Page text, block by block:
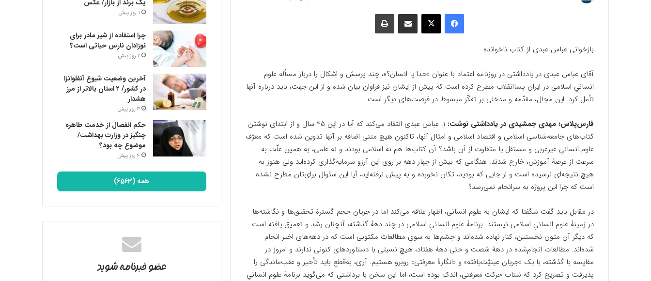
فیسبوک ایکس اشتراک گذاری با ایمیل چاپ
بازخوانی عباس عبدی از کتاب ناخوانده
آقای عباس عبدی در یادداشتی در روزنامه اعتماد با عنوان «خدا یا انسان؟»، چند پرسش و اشکال را دربار مسأله علوم
انسانیِ اسلامی در ایران پساانقلاب مطرح کرده‌ است که پیش از ایشان نیز فراوان بیان شده و از این جهت، باید درباره آنها
تأمل کرد. این مجال، مقدّمه و مدخلی بر تفکّر مبسوط در فرصت‌های دیگر است.
فارس‌پلاس؛ مهدی جمشیدی در یادداشتی نوشت:
1. عباس عبدی انتقاد می‌کند که آیا در این 45 سال و از ابتدای نوشتن
کتاب‌های جامعه‌شناسی اسلامی و اقتصاد اسلامی و امثال آنها، تاکنون هیچ متنی اضافه بر آنها تدوین شده است که معرّف
علوم انسانیِ غیرغربی و مستقل یا متفاوت از آن باشد؟ آن کتاب‌ها هم نه اسلامی بودند و نه علمی، به همین علّت به
سرعت از عرصۀ آموزش، خارج شدند. هنگامی که بیش از چهار دهه بر روی این آرزو سرمایه‌گذاری کرده‌اید ولی هنوز به
هیچ نتیجه‌ای نرسیده است و از جایی که بودید، تکان نخورده و به پیش نرفته‌اید، آیا این سئوال برای‌تان مطرح نشده
است که چرا این پروژه به سرانجام نمی‌رسد؟
در مقابل باید گفت شگفتا که ایشان به علوم انسانی، اظهار علاقه می‌کند اما در جریان حجم گسترۀ تحقیق‌ها و نگاشته‌ها
در زمینۀ علوم انسانیِ اسلامی نیستند. برنامۀ علوم انسانیِ اسلامی در چند دهۀ گذشته، آنچنان رشد و تعمیق یافته است
که دیگر آن متون نخستین، کنار نهاده شده‌اند و چشم‌ها به سوی مطالعات مکتوبی است که در دهه‌های اخیر انجام
شده‌اند. مطالعات انجام‌شده در دهۀ شصت و حتی دهۀ هفتاد، هیچ نسبتی با دستاوردهای کنونی ندارند و امروز در
مقایسه با گذشته، با یک «جریان عینیّت‌‎یافته» و «انگارۀ معرفتی» روبرو هستیم. آری، به‌قطع باید تأخیر و عقب‌ماندگی را
پذیرفت و تصریح کرد که شتاب حرکت معرفتی، اندک بوده است، اما این سخن با برداشتی که می‌گوید برنامۀ علوم انسانیِ
یک برند از بازار/ عکس
1 روز پیش
چرا استفاده از شیر مادر برای
نوزادان نارس حیاتی است؟
2 روز پیش
آخرین وضعیت شیوع آنفلوانزا
در کشور/ ۲ استان بالاتر از مرز
هشدار
3 روز پیش
حکم انفصال از خدمت طاهره
چنگیز در وزارت بهداشت/
موضوع چه بود؟
4 روز پیش
همه (6563)
عضو خبرنامه شوید